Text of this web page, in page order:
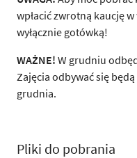
wpłacić zwrotną kaucję w
wyłącznie gotówką!
WAŻNE! W grudniu
Zajęcia odbywać się
grudnia.
Pliki do pobrania